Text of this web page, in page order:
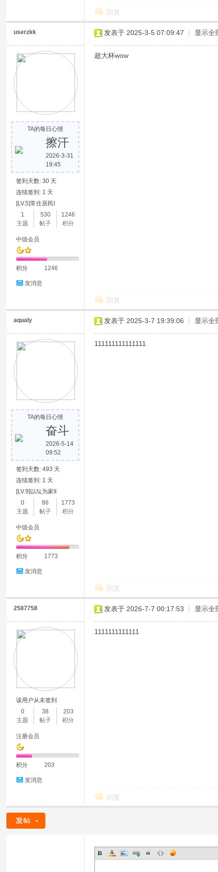
回复
userzkk
TA的每日心情
擦汗
2026-3-31
19:45
签到天数: 30 天
连续签到: 1 天
[LV.5]常住居民I
1
主题
530
帖子
1246
积分
中级会员
积分 1246
发消息
发表于 2025-3-5 07:09:47 | 显示全
超大杯wow
回复
aqualy
TA的每日心情
奋斗
2026-5-14
09:52
签到天数: 493 天
连续签到: 1 天
[LV.9]以坛为家II
0
主题
86
帖子
1773
积分
中级会员
积分 1773
发消息
发表于 2025-3-7 19:39:06 | 显示全
111111111111111
回复
2587758
该用户从未签到
0
主题
38
帖子
203
积分
注册会员
积分 203
发消息
发表于 2026-7-7 00:17:53 | 显示全
1111111111111
回复